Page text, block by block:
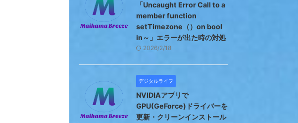
「Uncaught Error Call to a
member function
setTimezone（）on bool
in～」エラーが出た時の対処
2026/2/18
デジタルライフ
NVIDIAアプリで
GPU(GeForce)ドライバーを
更新・クリーンインストール